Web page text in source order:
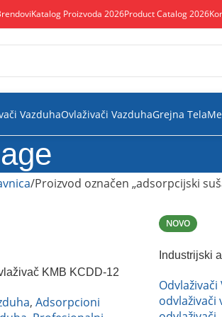
Katalog Proizvoda 2026Product Catalog 2026
VazduhaOvlaživači VazduhaGrejna Tela
Proizvod označen „adsorpcijski
KMB KCDD-12
, Adsorpcioni
NOVO
Industrijski
Odvlaživači
odvlaživači